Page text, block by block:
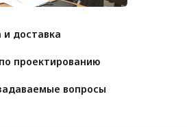
и доставка
проектированию
вопросы